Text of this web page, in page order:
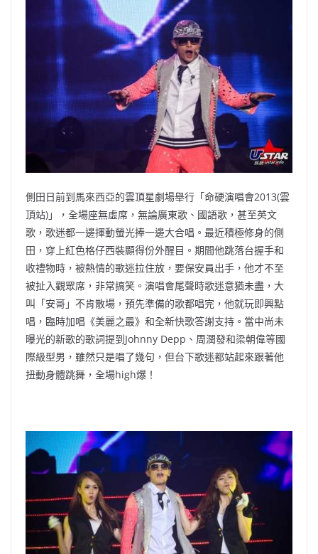
側田日前到馬來西亞的雲頂星劇場舉行「命硬演唱會2013(雲
頂站)」，全場座無虛席，無論廣東歌、國語歌，甚至英文
歌， 歌迷都一邊揮動螢光捧一邊大合唱。最近積極修身的側
田， 穿上紅色格仔西裝顯得份外醒目。期間他跳落台握手和
收禮物時， 被熱情的歌迷拉住放，要保安員出手，他才不至
被扯入觀眾席， 非常搞笑。演唱會尾聲時歌迷意猶未盡，大
叫「安哥」不肯散場， 預先準備的歌都唱完，他就玩即興點
唱，臨時加唱《美麗之最》 和全新快歌答謝支持。當中尚未
曝光的新歌的歌詞提到Johnny Depp、周潤發和梁朝偉等國
際級型男，雖然只是唱了幾句， 但台下歌迷都站起來跟著他
扭動身體跳舞，全場high爆！